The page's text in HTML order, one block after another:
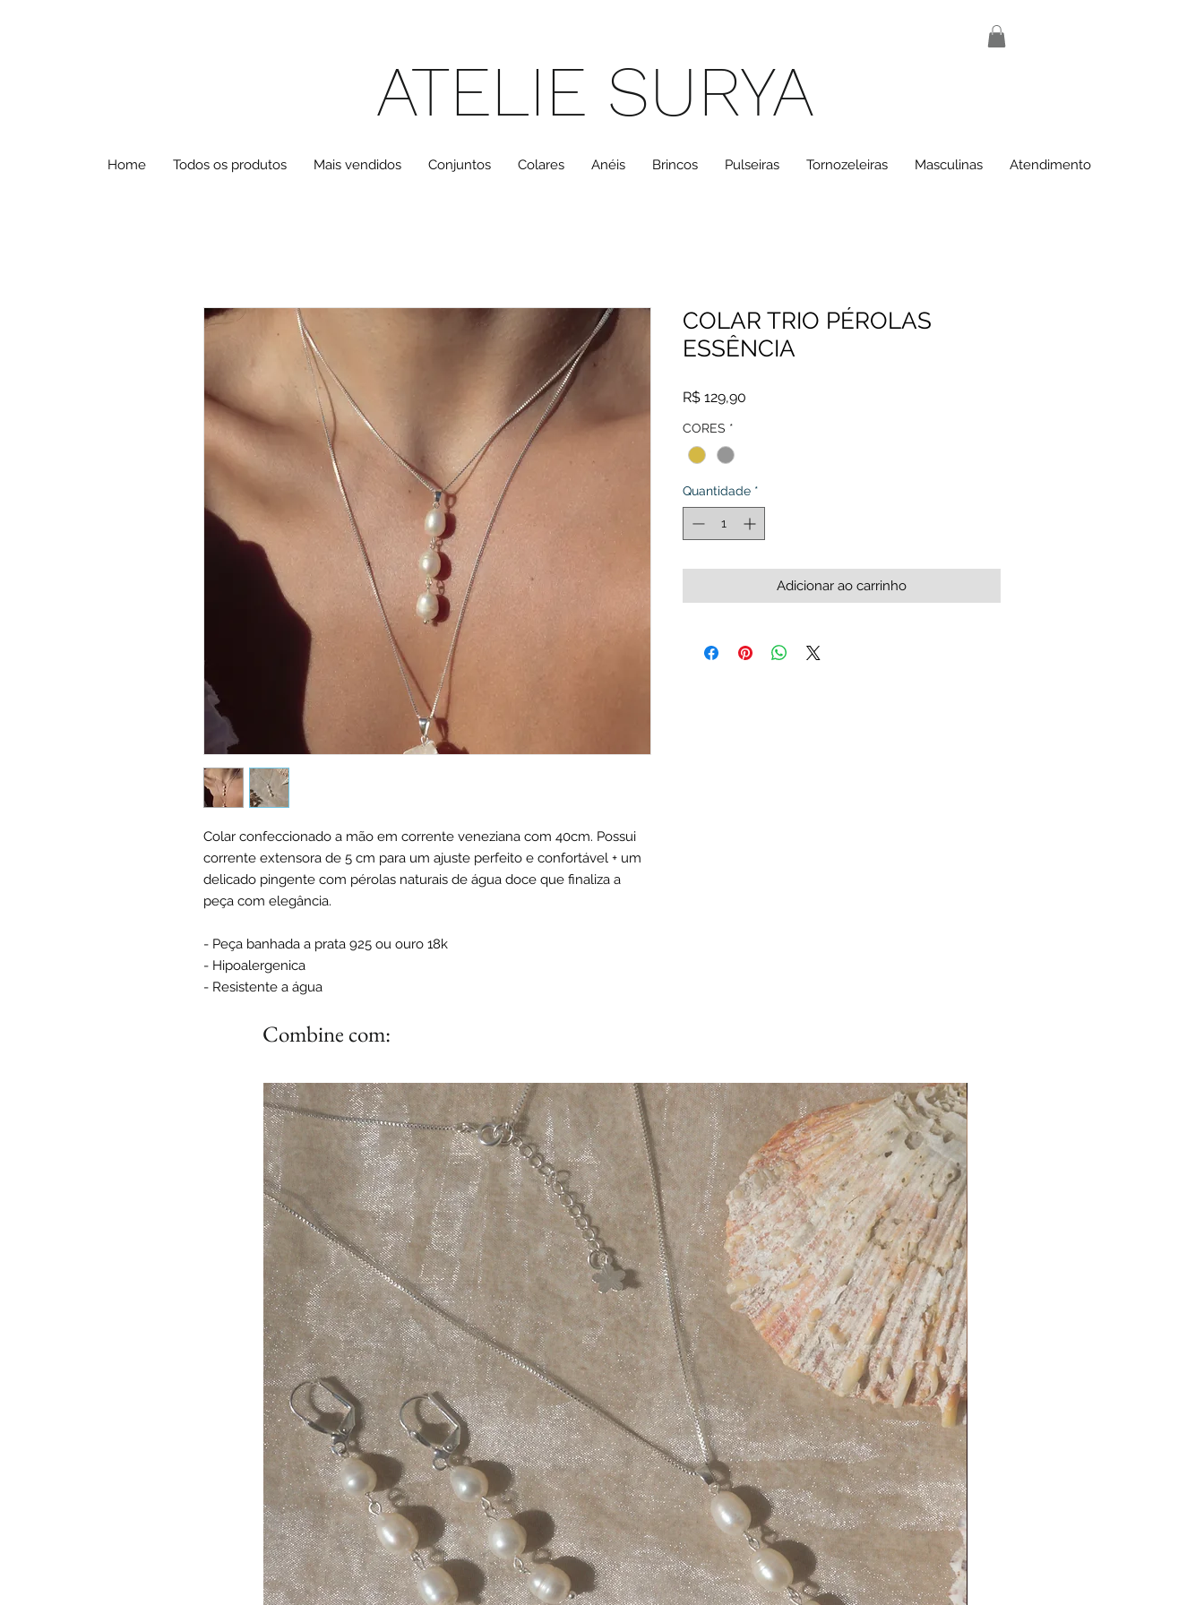
ATELIE SURYA
Home Todos os produtos Mais vendidos Conjuntos Colares Anéis Brincos Pulseiras Tornozeleiras Masculinas Atendimento
Colar confeccionado a mão em corrente veneziana com 40cm. Possui
corrente extensora de 5 cm para um ajuste perfeito e confortável + um
delicado pingente com pérolas naturais de água doce que finaliza a
peça com elegância.
- Peça banhada a prata 925 ou ouro 18k
- Hipoalergenica
- Resistente a água
COLAR TRIO PÉROLAS
ESSÊNCIA
R$ 129,90
CORES *
Quantidade *
Adicionar ao carrinho
Combine com: